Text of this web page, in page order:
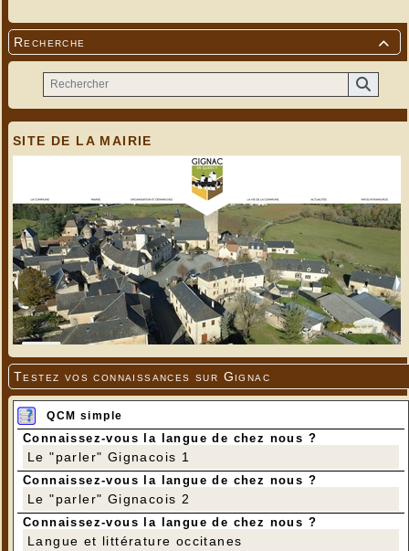

Recherche
SITE DE LA MAIRIE
Testez vos connaissances sur Gignac
QCM simple
Connaissez-vous la langue de chez nous ?
Le "parler" Gignacois 1
Connaissez-vous la langue de chez nous ?
Le "parler" Gignacois 2
Connaissez-vous la langue de chez nous ?
Langue et littérature occitanes